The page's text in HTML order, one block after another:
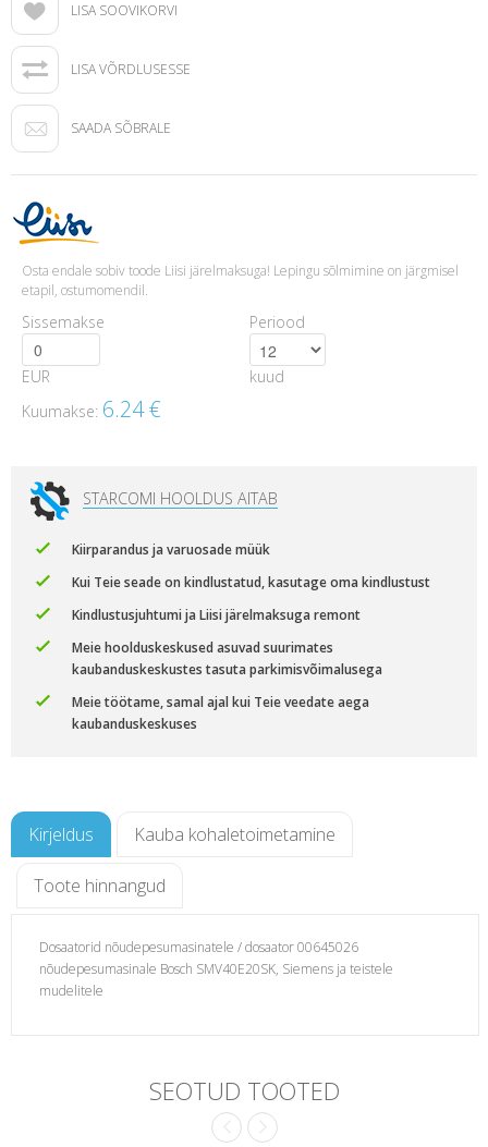
LISA SOOVIKORVI
LISA VÕRDLUSESSE
SAADA SÕBRALE
Osta endale sobiv toode Liisi järelmaksuga! Lepingu sõlmimine on järgmisel
etapil, ostumomendil.
Sissemakse
EUR
Periood
kuud
Kuumakse: 6.24€
STARCOMI HOOLDUS AITAB
Kiirparandus ja varuosade müük
Kui Teie seade on kindlustatud, kasutage oma kindlustust
Kindlustusjuhtumi ja Liisi järelmaksuga remont
Meie hoolduskeskused asuvad suurimates
kaubanduskeskustes tasuta parkimisvõimalusega
Meie töötame, samal ajal kui Teie veedate aega
kaubanduskeskuses
Kirjeldus Kauba kohaletoimetamine
Toote hinnangud
Dosaatorid nõudepesumasinatele / dosaator 00645026
nõudepesumasinale Bosch SMV40E20SK, Siemens ja teistele
mudelitele
SEOTUD TOOTED